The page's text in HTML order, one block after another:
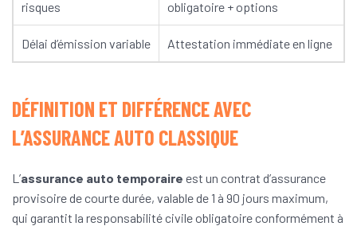
risques
obligatoire + options
Délai d’émission variable Attestation immédiate en ligne
DÉFINITION ET DIFFÉRENCE AVEC
L’ASSURANCE AUTO CLASSIQUE
L’assurance auto temporaire est un contrat d’assurance
provisoire de courte durée, valable de 1 à 90 jours maximum,
qui garantit la responsabilité civile obligatoire conformément à